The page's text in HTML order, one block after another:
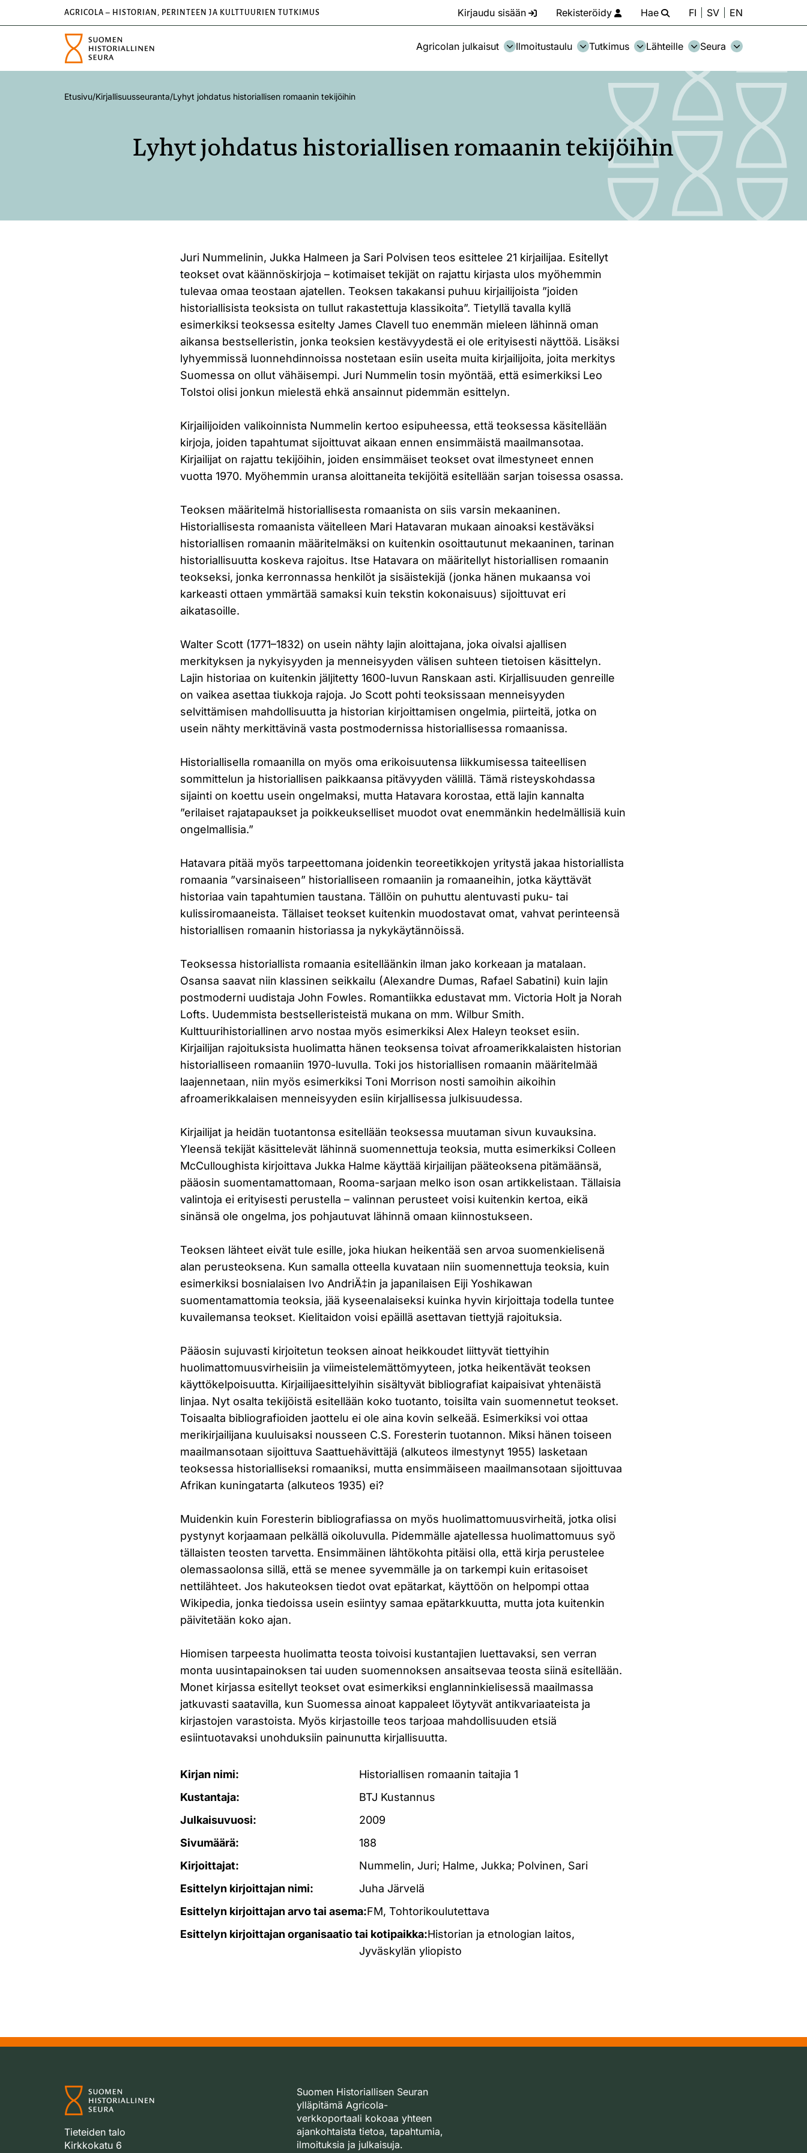
AGRICOLA – HISTORIAN, PERINTEEN JA KULTTUURIEN TUTKIMUS Kirjaudu sisään Rekisteröidy Hae FI SV EN
Agricolan julkaisut Ilmoitustaulu Tutkimus Lähteille Seura
Etusivu/Kirjallisuusseuranta/Lyhyt johdatus historiallisen romaanin tekijöihin
Lyhyt johdatus historiallisen romaanin tekijöihin
Juri Nummelinin, Jukka Halmeen ja Sari Polvisen teos esittelee 21 kirjailijaa. Esitellyt
teokset ovat käännöskirjoja – kotimaiset tekijät on rajattu kirjasta ulos myöhemmin
tulevaa omaa teostaan ajatellen. Teoksen takakansi puhuu kirjailijoista ”joiden
historiallisista teoksista on tullut rakastettuja klassikoita”. Tietyllä tavalla kyllä
esimerkiksi teoksessa esitelty James Clavell tuo enemmän mieleen lähinnä oman
aikansa bestselleristin, jonka teoksien kestävyydestä ei ole erityisesti näyttöä. Lisäksi
lyhyemmissä luonnehdinnoissa nostetaan esiin useita muita kirjailijoita, joita merkitys
Suomessa on ollut vähäisempi. Juri Nummelin tosin myöntää, että esimerkiksi Leo
Tolstoi olisi jonkun mielestä ehkä ansainnut pidemmän esittelyn.
Kirjailijoiden valikoinnista Nummelin kertoo esipuheessa, että teoksessa käsitellään
kirjoja, joiden tapahtumat sijoittuvat aikaan ennen ensimmäistä maailmansotaa.
Kirjailijat on rajattu tekijöihin, joiden ensimmäiset teokset ovat ilmestyneet ennen
vuotta 1970. Myöhemmin uransa aloittaneita tekijöitä esitellään sarjan toisessa osassa.
Teoksen määritelmä historiallisesta romaanista on siis varsin mekaaninen.
Historiallisesta romaanista väitelleen Mari Hatavaran mukaan ainoaksi kestäväksi
historiallisen romaanin määritelmäksi on kuitenkin osoittautunut mekaaninen, tarinan
historiallisuutta koskeva rajoitus. Itse Hatavara on määritellyt historiallisen romaanin
teokseksi, jonka kerronnassa henkilöt ja sisäistekijä (jonka hänen mukaansa voi
karkeasti ottaen ymmärtää samaksi kuin tekstin kokonaisuus) sijoittuvat eri
aikatasoille.
Walter Scott (1771–1832) on usein nähty lajin aloittajana, joka oivalsi ajallisen
merkityksen ja nykyisyyden ja menneisyyden välisen suhteen tietoisen käsittelyn.
Lajin historiaa on kuitenkin jäljitetty 1600-luvun Ranskaan asti. Kirjallisuuden genreille
on vaikea asettaa tiukkoja rajoja. Jo Scott pohti teoksissaan menneisyyden
selvittämisen mahdollisuutta ja historian kirjoittamisen ongelmia, piirteitä, jotka on
usein nähty merkittävinä vasta postmodernissa historiallisessa romaanissa.
Historiallisella romaanilla on myös oma erikoisuutensa liikkumisessa taiteellisen
sommittelun ja historiallisen paikkaansa pitävyyden välillä. Tämä risteyskohdassa
sijainti on koettu usein ongelmaksi, mutta Hatavara korostaa, että lajin kannalta
”erilaiset rajatapaukset ja poikkeukselliset muodot ovat enemmänkin hedelmällisiä kuin
ongelmallisia.”
Hatavara pitää myös tarpeettomana joidenkin teoreetikkojen yritystä jakaa historiallista
romaania ”varsinaiseen” historialliseen romaaniin ja romaaneihin, jotka käyttävät
historiaa vain tapahtumien taustana. Tällöin on puhuttu alentuvasti puku- tai
kulissiromaaneista. Tällaiset teokset kuitenkin muodostavat omat, vahvat perinteensä
historiallisen romaanin historiassa ja nykykäytännöissä.
Teoksessa historiallista romaania esitelläänkin ilman jako korkeaan ja matalaan.
Osansa saavat niin klassinen seikkailu (Alexandre Dumas, Rafael Sabatini) kuin lajin
postmoderni uudistaja John Fowles. Romantiikka edustavat mm. Victoria Holt ja Norah
Lofts. Uudemmista bestselleristeistä mukana on mm. Wilbur Smith.
Kulttuurihistoriallinen arvo nostaa myös esimerkiksi Alex Haleyn teokset esiin.
Kirjailijan rajoituksista huolimatta hänen teoksensa toivat afroamerikkalaisten historian
historialliseen romaaniin 1970-luvulla. Toki jos historiallisen romaanin määritelmää
laajennetaan, niin myös esimerkiksi Toni Morrison nosti samoihin aikoihin
afroamerikkalaisen menneisyyden esiin kirjallisessa julkisuudessa.
Kirjailijat ja heidän tuotantonsa esitellään teoksessa muutaman sivun kuvauksina.
Yleensä tekijät käsittelevät lähinnä suomennettuja teoksia, mutta esimerkiksi Colleen
McCulloughista kirjoittava Jukka Halme käyttää kirjailijan pääteoksena pitämäänsä,
pääosin suomentamattomaan, Rooma-sarjaan melko ison osan artikkelistaan. Tällaisia
valintoja ei erityisesti perustella – valinnan perusteet voisi kuitenkin kertoa, eikä
sinänsä ole ongelma, jos pohjautuvat lähinnä omaan kiinnostukseen.
Teoksen lähteet eivät tule esille, joka hiukan heikentää sen arvoa suomenkielisenä
alan perusteoksena. Kun samalla otteella kuvataan niin suomennettuja teoksia, kuin
esimerkiksi bosnialaisen Ivo AndriÄ‡in ja japanilaisen Eiji Yoshikawan
suomentamattomia teoksia, jää kyseenalaiseksi kuinka hyvin kirjoittaja todella tuntee
kuvailemansa teokset. Kielitaidon voisi epäillä asettavan tiettyjä rajoituksia.
Pääosin sujuvasti kirjoitetun teoksen ainoat heikkoudet liittyvät tiettyihin
huolimattomuusvirheisiin ja viimeistelemättömyyteen, jotka heikentävät teoksen
käyttökelpoisuutta. Kirjailijaesittelyihin sisältyvät bibliografiat kaipaisivat yhtenäistä
linjaa. Nyt osalta tekijöistä esitellään koko tuotanto, toisilta vain suomennetut teokset.
Toisaalta bibliografioiden jaottelu ei ole aina kovin selkeää. Esimerkiksi voi ottaa
merikirjailijana kuuluisaksi nousseen C.S. Foresterin tuotannon. Miksi hänen toiseen
maailmansotaan sijoittuva Saattuehävittäjä (alkuteos ilmestynyt 1955) lasketaan
teoksessa historialliseksi romaaniksi, mutta ensimmäiseen maailmansotaan sijoittuvaa
Afrikan kuningatarta (alkuteos 1935) ei?
Muidenkin kuin Foresterin bibliografiassa on myös huolimattomuusvirheitä, jotka olisi
pystynyt korjaamaan pelkällä oikoluvulla. Pidemmälle ajatellessa huolimattomuus syö
tällaisten teosten tarvetta. Ensimmäinen lähtökohta pitäisi olla, että kirja perustelee
olemassaolonsa sillä, että se menee syvemmälle ja on tarkempi kuin eritasoiset
nettilähteet. Jos hakuteoksen tiedot ovat epätarkat, käyttöön on helpompi ottaa
Wikipedia, jonka tiedoissa usein esiintyy samaa epätarkkuutta, mutta jota kuitenkin
päivitetään koko ajan.
Hiomisen tarpeesta huolimatta teosta toivoisi kustantajien luettavaksi, sen verran
monta uusintapainoksen tai uuden suomennoksen ansaitsevaa teosta siinä esitellään.
Monet kirjassa esitellyt teokset ovat esimerkiksi englanninkielisessä maailmassa
jatkuvasti saatavilla, kun Suomessa ainoat kappaleet löytyvät antikvariaateista ja
kirjastojen varastoista. Myös kirjastoille teos tarjoaa mahdollisuuden etsiä
esiintuotavaksi unohduksiin painunutta kirjallisuutta.
Kirjan nimi:
Historiallisen romaanin taitajia 1
Kustantaja:
BTJ Kustannus
Julkaisuvuosi:
2009
Sivumäärä:
188
Kirjoittajat:
Nummelin, Juri; Halme, Jukka; Polvinen, Sari
Esittelyn kirjoittajan nimi:
Juha Järvelä
Esittelyn kirjoittajan arvo tai asema:FM, Tohtorikoulutettava
Esittelyn kirjoittajan organisaatio tai kotipaikka:Historian ja etnologian laitos,
Jyväskylän yliopisto
Tieteiden talo
Kirkkokatu 6
Suomen Historiallisen Seuran
ylläpitämä Agricola-
verkkoportaali kokoaa yhteen
ajankohtaista tietoa, tapahtumia,
ilmoituksia ja julkaisuja.